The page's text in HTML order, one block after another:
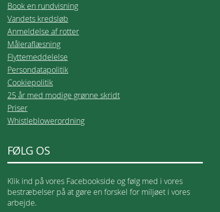
Book en rundvisning
Vandets kredsløb
Anmeldelse af rotter
Måleraflæsning
Flyttemeddelelse
Persondatapolitik
Cookiepolitik
25 år med modige grønne skridt
Priser
Whistleblowerordning
FØLG OS
Klik ind på vores Facebookside og følg med i vores
bestræbelser på at gøre en forskel for miljøet i vores
arbejde.